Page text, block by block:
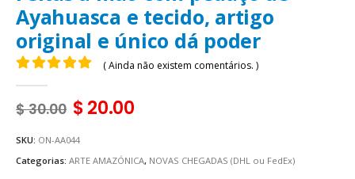
Ayahuasca e tecido, artigo
original e único dá poder
( Ainda não existem comentários. )
$30.00 $20.00
SKU: ON-AA044
Categorias: ARTE AMAZÓNICA, NOVAS CHEGADAS (DHL ou FedEx)